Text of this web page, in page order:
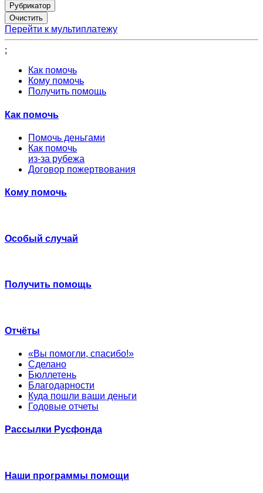
Рубрикатор
Перейти к мультиплатежу
;
Как помочь
Кому помочь
Получить помощь
Как помочь
Помочь деньгами
Как помочь
из-за рубежа
Договор пожертвования
Кому помочь
Особый случай
Получить помощь
Отчёты
«Вы помогли, спасибо!»
Сделано
Бюллетень
Благодарности
Куда пошли ваши деньги
Годовые отчеты
Рассылки Русфонда
Наши программы помощи